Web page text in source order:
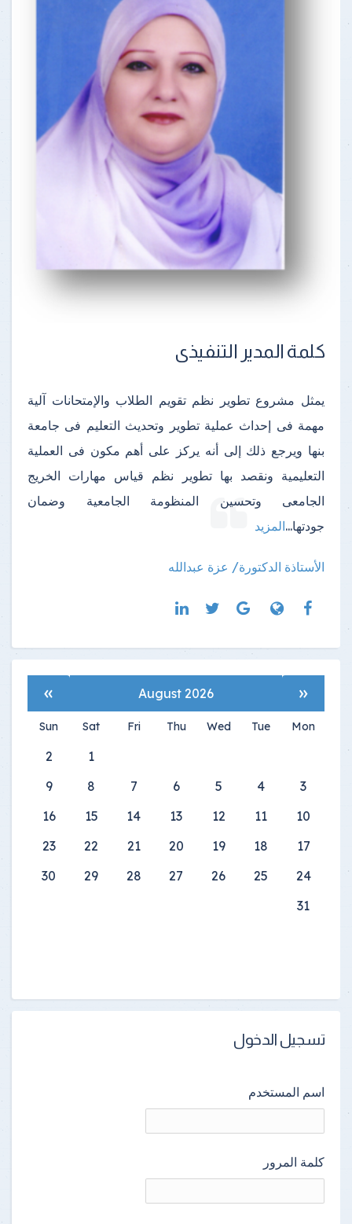
كلمة المدير التنفيذى
يمثل مشروع تطوير نظم تقويم الطلاب والإمتحانات آلية
مهمة فى إحداث عملية تطوير وتحديث التعليم فى جامعة
بنها ويرجع ذلك إلى أنه يركز على أهم مكون فى العملية
التعليمية ونقصد بها تطوير نظم قياس مهارات الخريج
الجامعى وتحسين المنظومة الجامعية وضمان
جودتها...المزيد
الأستاذة الدكتورة/ عزة عبدالله
«
August 2026
»
Mon
Tue
Wed
Thu
Fri
Sat
Sun
1
2
3
4
5
6
7
8
9
10
11
12
13
14
15
16
17
18
19
20
21
22
23
24
25
26
27
28
29
30
31
تسجيل الدخول
اسم المستخدم
كلمة المرور